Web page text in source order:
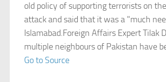
old policy of supporting terrorists on
attack and said that it was a "much
Islamabad.Foreign Affairs Expert Tilak
multiple neighbours of Pakistan have
Go to Source